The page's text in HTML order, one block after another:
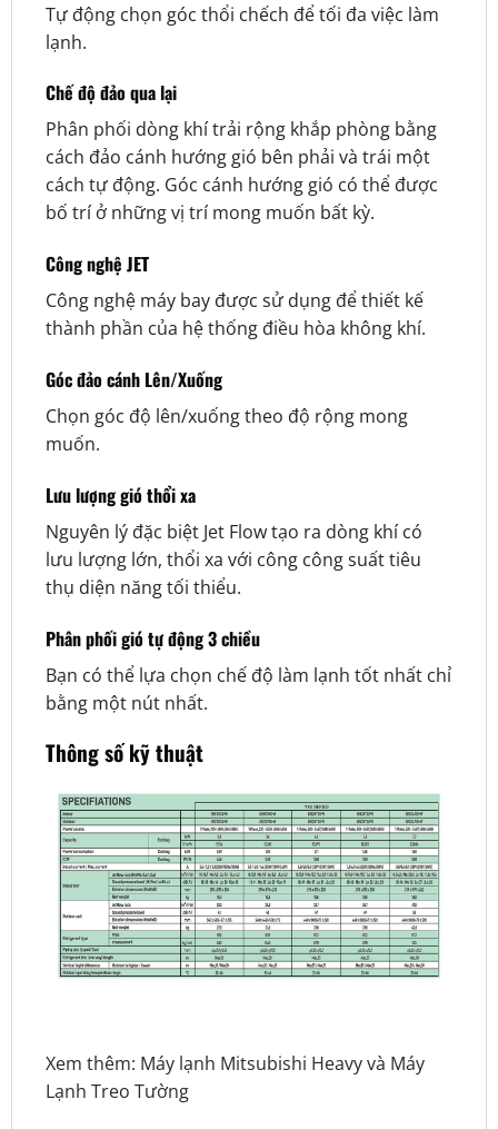
Tự động chọn góc thổi chếch để tối đa việc làm
lạnh.
Chế độ đảo qua lại
Phân phối dòng khí trải rộng khắp phòng bằng
cách đảo cánh hướng gió bên phải và trái một
cách tự động. Góc cánh hướng gió có thể được
bố trí ở những vị trí mong muốn bất kỳ.
Công nghệ JET
Công nghệ máy bay được sử dụng để thiết kế
thành phần của hệ thống điều hòa không khí.
Góc đảo cánh Lên/Xuống
Chọn góc độ lên/xuống theo độ rộng mong
muốn.
Lưu lượng gió thổi xa
Nguyên lý đặc biệt Jet Flow tạo ra dòng khí có
lưu lượng lớn, thổi xa với công công suất tiêu
thụ diện năng tối thiểu.
Phân phối gió tự động 3 chiều
Bạn có thể lựa chọn chế độ làm lạnh tốt nhất chỉ
bằng một nút nhất.
Thông số kỹ thuật
Xem thêm: Máy lạnh Mitsubishi Heavyvà Máy
Lạnh Treo Tường